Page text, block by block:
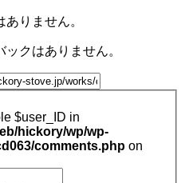
りません。
クはありません。
$user_ID in
hickory/wp/wp-
comments.php on